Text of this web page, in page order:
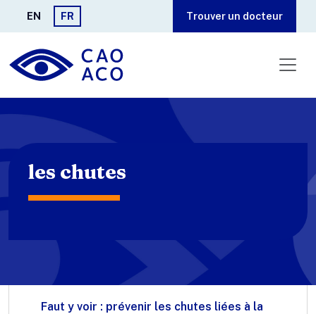
Aller au contenu principal
EN FR Trouver un docteur
les chutes
Faut y voir : prévenir les chutes liées à la